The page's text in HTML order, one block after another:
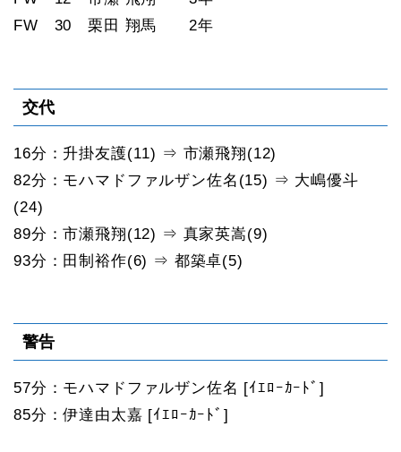
FW 30 栗田 翔馬 2年
交代
16分：升掛友護(11) ⇒ 市瀬飛翔(12)
82分：モハマドファルザン佐名(15) ⇒ 大嶋優斗
(24)
89分：市瀬飛翔(12) ⇒ 真家英嵩(9)
93分：田制裕作(6) ⇒ 都築卓(5)
警告
57分：モハマドファルザン佐名 [ｲｴﾛｰｶｰﾄﾞ]
85分：伊達由太嘉 [ｲｴﾛｰｶｰﾄﾞ]